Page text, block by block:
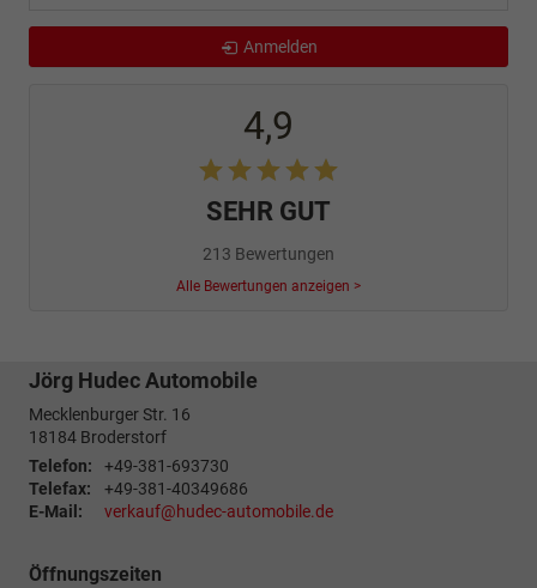
Anmelden
4,9
SEHR GUT
213 Bewertungen
Alle Bewertungen anzeigen >
Jörg Hudec Automobile
Mecklenburger Str. 16
18184 Broderstorf
Telefon:
+49-381-693730
Telefax:
+49-381-40349686
E-Mail:
verkauf@hudec-automobile.de
Öffnungszeiten